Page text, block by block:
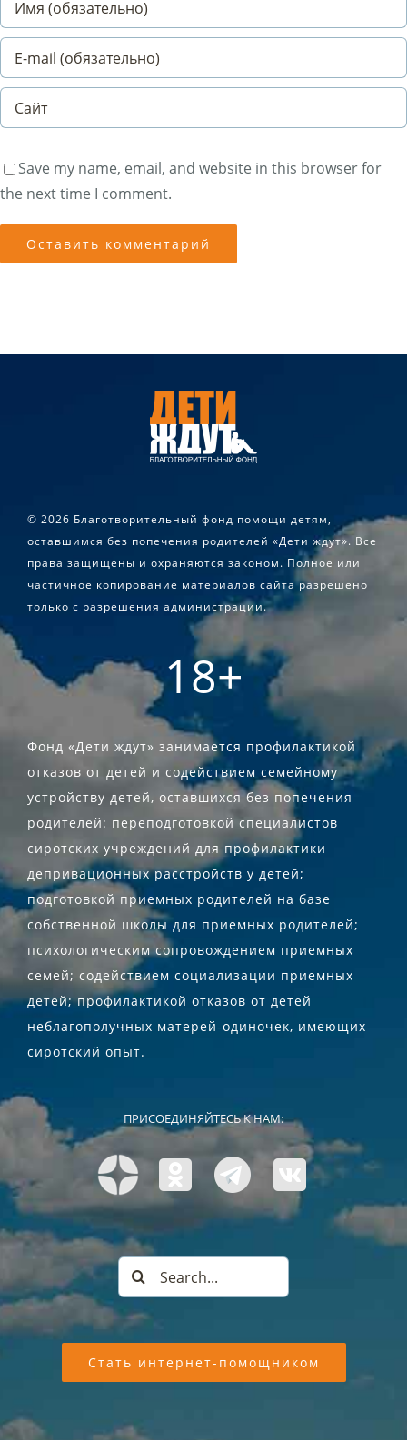
Save my name, email, and website in this browser for
the next time I comment.
© 2026 Благотворительный фонд помощи детям,
оставшимся без попечения родителей «Дети ждут». Все
права защищены и охраняются законом. Полное или
частичное копирование материалов сайта разрешено
только с разрешения администрации.
18+
Фонд «Дети ждут» занимается профилактикой
отказов от детей и содействием семейному
устройству детей, оставшихся без попечения
родителей: переподготовкой специалистов
сиротских учреждений для профилактики
депривационных расстройств у детей;
подготовкой приемных родителей на базе
собственной школы для приемных родителей;
психологическим сопровождением приемных
семей; содействием социализации приемных
детей; профилактикой отказов от детей
неблагополучных матерей-одиночек, имеющих
сиротский опыт.
ПРИСОЕДИНЯЙТЕСЬ К НАМ:
Search
for:
Стать интернет-помощником